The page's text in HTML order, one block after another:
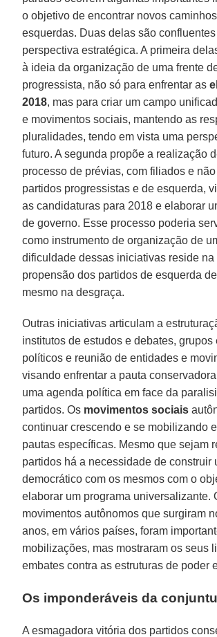
o objetivo de encontrar novos
esquerdas. Duas delas são
perspectiva estratégica. A primeira
à ideia da organização de uma frente
progressista, não só para enfrentar as
2018, mas para criar um campo
e movimentos sociais, mantendo as
pluralidades, tendo em vista uma
futuro. A segunda propõe a realização
processo de prévias, com filiados e
partidos progressistas e de esquerda,
as candidaturas para 2018 e elaborar
de governo. Esse processo poderia
como instrumento de organização de
dificuldade dessas iniciativas reside na
propensão dos partidos de esquerda
mesmo na desgraça.
Outras iniciativas articulam a
institutos de estudos e debates, grupos
políticos e reunião de entidades e
visando enfrentar a pauta
uma agenda política em face da
partidos. Os movimentos sociais
continuar crescendo e se mobilizando
pautas específicas. Mesmo que sejam
partidos há a necessidade de construir
democrático com os mesmos com o
elaborar um programa universalizante.
movimentos autônomos que surgiram
anos, em vários países, foram
mobilizações, mas mostraram os seus
embates contra as estruturas de poder
Os imponderáveis da
A esmagadora vitória dos partidos